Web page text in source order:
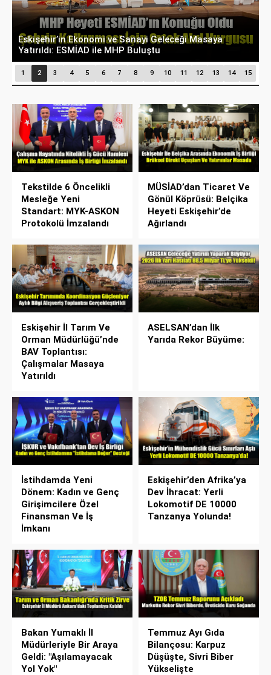
Belçika’dan Eskişehir’e Ticaret Köprüsü: Belediye
Başkanı Emir Kır MÜSİAD’ı Ziyaret Etti
1 2 3 4 5 6 7 8 9 10 11 12 13 14 15
Tekstilde 6 Öncelikli
Mesleğe Yeni
Standart: MYK-ASKON
Protokolü İmzalandı
MÜSİAD’dan Ticaret Ve
Gönül Köprüsü: Belçika
Heyeti Eskişehir’de
Ağırlandı
Eskişehir İl Tarım Ve
Orman Müdürlüğü’nde
BAV Toplantısı:
Çalışmalar Masaya
Yatırıldı
ASELSAN’dan İlk
Yarıda Rekor Büyüme:
İstihdamda Yeni
Dönem: Kadın ve Genç
Girişimcilere Özel
Finansman Ve İş
İmkanı
Eskişehir’den Afrika’ya
Dev İhracat: Yerli
Lokomotif DE 10000
Tanzanya Yolunda!
Bakan Yumaklı İl
Müdürleriyle Bir Araya
Geldi: "Aşılamayacak
Yol Yok"
Temmuz Ayı Gıda
Bilançosu: Karpuz
Düşüşte, Sivri Biber
Yükselişte